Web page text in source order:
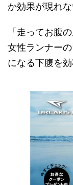
か効果が現れ
「走ってお腹
女性ランナー
になる下腹を